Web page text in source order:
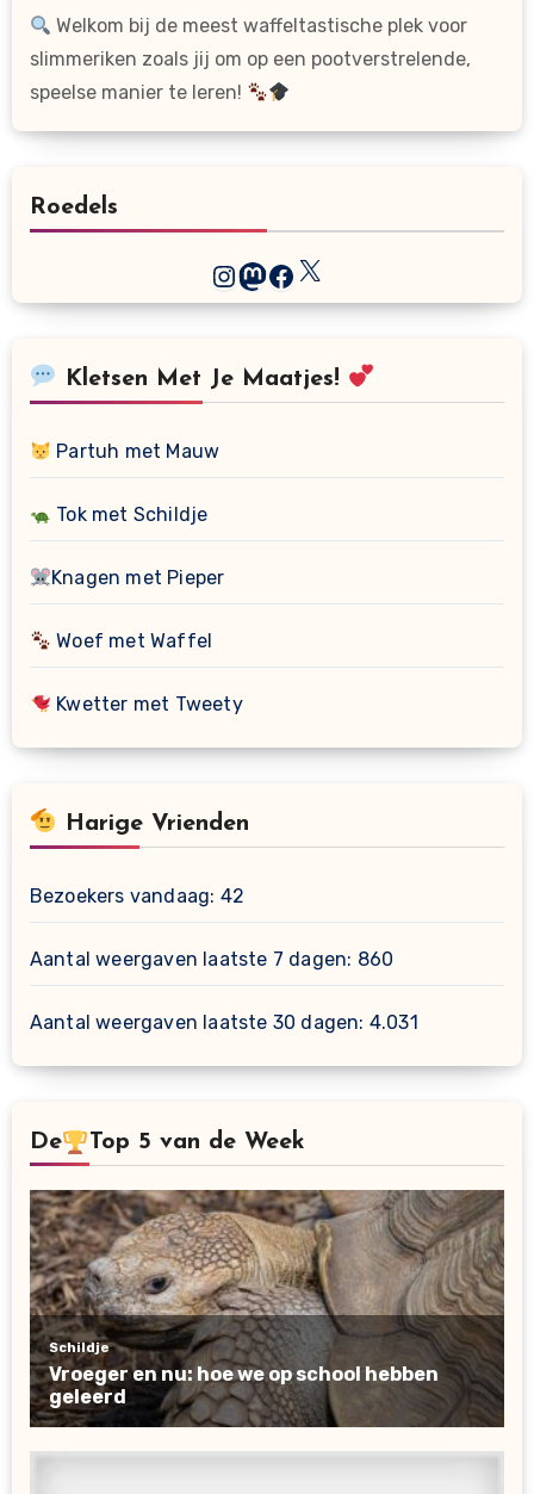
Welkom bij de meest waffeltastische plek voor
slimmeriken zoals jij om op een pootverstrelende,
speelse manier te leren!
Roedels
Instagram
Mastodon
Facebook
X
Kletsen Met Je Maatjes!
Partuh met Mauw
Tok met Schildje
Knagen met Pieper
Woef met Waffel
Kwetter met Tweety
Harige Vrienden
Bezoekers vandaag: 42
Aantal weergaven laatste 7 dagen: 860
Aantal weergaven laatste 30 dagen: 4.031
De Top 5 van de Week